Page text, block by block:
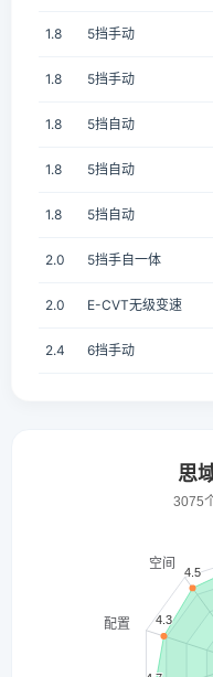
1.8 5挡手动
1.8 5挡手动
1.8 5挡自动
1.8 5挡自动
1.8 5挡自动
2.0 5挡手自一体
2.0 E-CVT无级变速
2.4 6挡手动